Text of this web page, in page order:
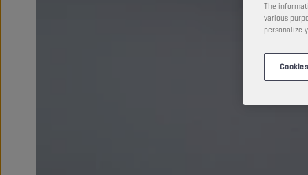
The
various
personalize